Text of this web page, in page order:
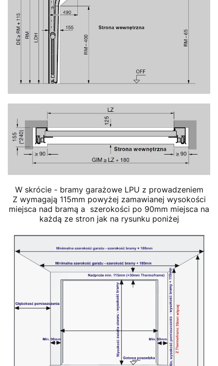
W skrócie - bramy garażowe LPU z prowadzeniem
Z wymagają 115mm powyżej zamawianej wysokości
miejsca nad bramą a szerokości po 90mm miejsca na
każdą ze stron jak na rysunku poniżej